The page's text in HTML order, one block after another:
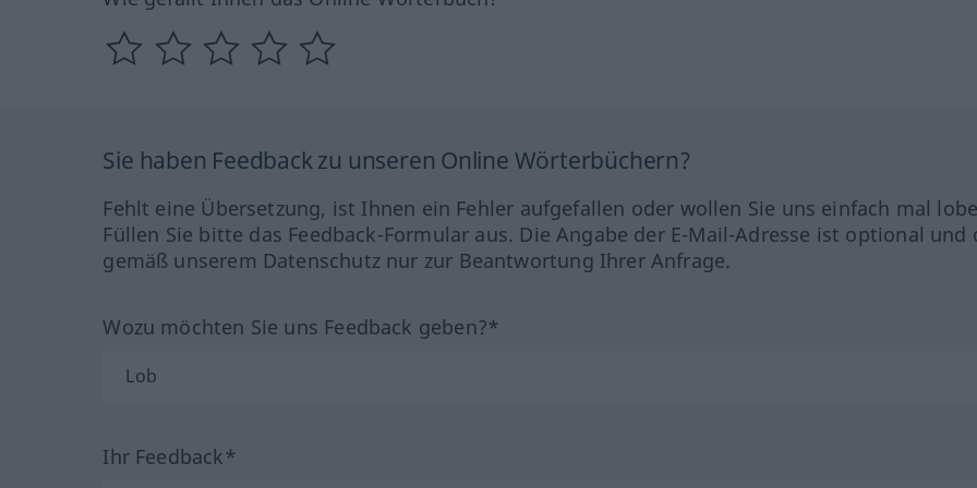
Sie haben Feedback zu unseren Online Wörterbüchern?
Fehlt eine Übersetzung, ist Ihnen ein Fehler aufgefallen oder wollen Sie uns einfach mal
Füllen Sie bitte das Feedback-Formular aus. Die Angabe der E-Mail-Adresse ist optional und
gemäß unserem Datenschutz nur zur Beantwortung Ihrer Anfrage.
Wozu möchten Sie uns Feedback geben?*
Ihr Feedback*